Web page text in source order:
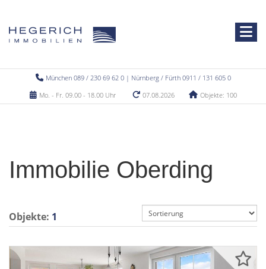
München 089 / 230 69 62 0 | Nürnberg / Fürth 0911 / 131 605 0
Mo. - Fr. 09.00 - 18.00 Uhr
07.08.2026 Objekte: 100
Immobilie Oberding
Objekte: 1